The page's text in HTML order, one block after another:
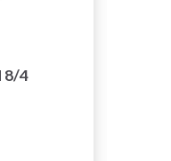
8/4